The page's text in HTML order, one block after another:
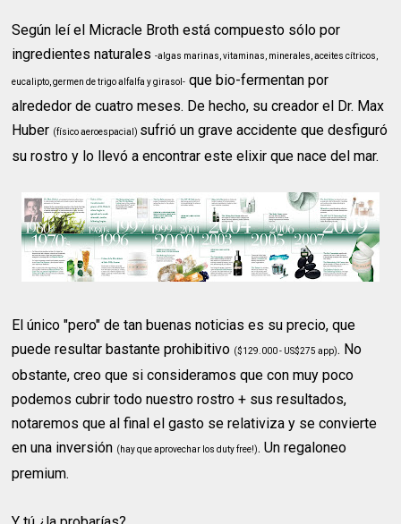
Según leí el Micracle Broth está compuesto sólo por
ingredientes naturales-algas marinas, vitaminas, minerales, aceites cítricos,
eucalipto, germen de trigo alfalfa y girasol- que bio-fermentan por
alrededor de cuatro meses. De hecho, su creador el Dr. Max
Huber (físico aeroespacial) sufrió un grave accidente que desfiguró
su rostro y lo llevó a encontrar este elixir que nace del mar.
El único "pero" de tan buenas noticias es su precio, que
puede resultar bastante prohibitivo ($129.000 - US$275 app). No
obstante, creo que si consideramos que con muy poco
podemos cubrir todo nuestro rostro + sus resultados,
notaremos que al final el gasto se relativiza y se convierte
en una inversión (hay que aprovechar los duty free!). Un regaloneo
premium.